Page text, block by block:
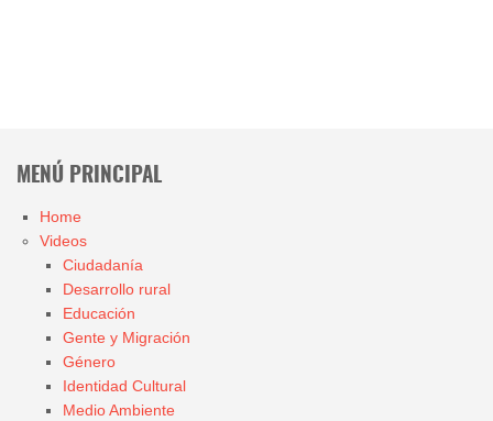
MENÚ PRINCIPAL
Home
Videos
Ciudadanía
Desarrollo rural
Educación
Gente y Migración
Género
Identidad Cultural
Medio Ambiente